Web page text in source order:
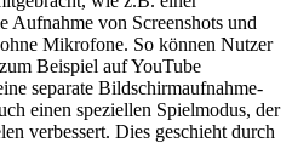
Aufnahme von Screenshots und
Mikrofone. So können Nutzer
Beispiel auf YouTube
separate Bildschirmaufnahme-
einen speziellen Spielmodus, der
verbessert. Dies geschieht durch